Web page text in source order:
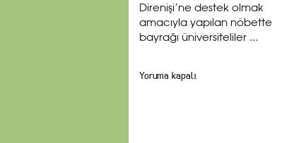
Direnişi’ne destek olmak
amacıyla yapılan nöbette
bayrağı üniversiteliler ...
Yoruma kapalı